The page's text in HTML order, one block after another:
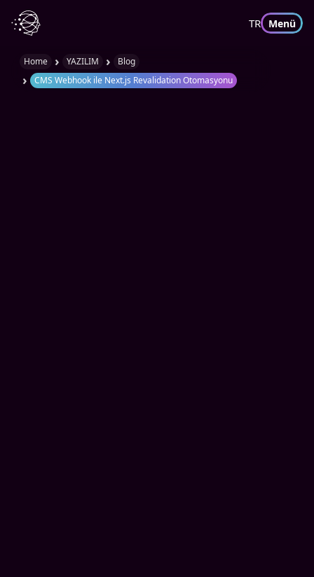
TR Menü
Home › YAZILIM › Blog
› CMS Webhook ile Next.js Revalidation Otomasyonu